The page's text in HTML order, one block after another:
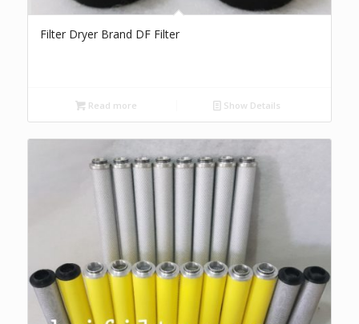
Filter Dryer Brand DF Filter
Read more Show Details